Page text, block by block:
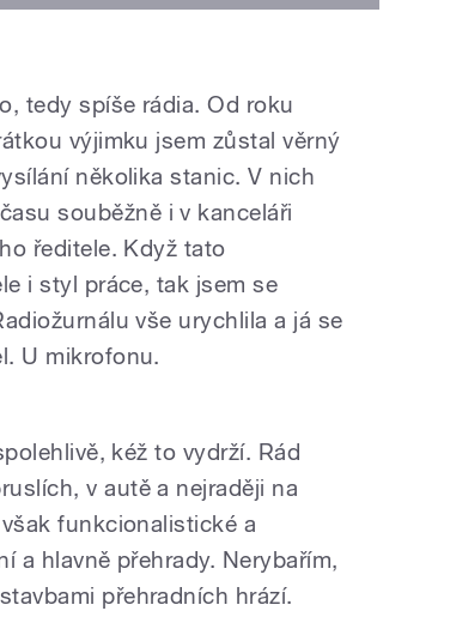
tedy spíše rádia. Od roku
výjimku jsem zůstal věrný
několika stanic. V nich
souběžně i v kanceláři
ředitele. Když tato
i styl práce, tak jsem se
vše urychlila a já se
U mikrofonu.
kéž to vydrží. Rád
v autě a nejraději na
funkcionalistické a
a hlavně přehrady. Nerybařím,
přehradních hrází.